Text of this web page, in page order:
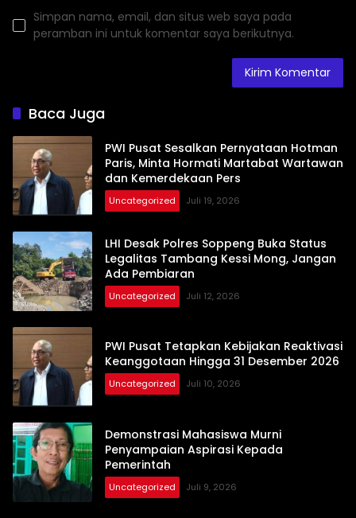
Simpan nama, email, dan situs web saya pada
peramban ini untuk komentar saya berikutnya.
Baca Juga
PWI Pusat Sesalkan Pernyataan Hotman
Paris, Minta Hormati Martabat Wartawan
dan Kemerdekaan Pers
Uncategorized Juli 19, 2026
LHI Desak Polres Soppeng Buka Status
Legalitas Tambang Kessi Mong, Jangan
Ada Pembiaran
Uncategorized Juli 12, 2026
PWI Pusat Tetapkan Kebijakan Reaktivasi
Keanggotaan Hingga 31 Desember 2026
Uncategorized Juli 10, 2026
Demonstrasi Mahasiswa Murni
Penyampaian Aspirasi Kepada
Pemerintah
Uncategorized Juli 9, 2026